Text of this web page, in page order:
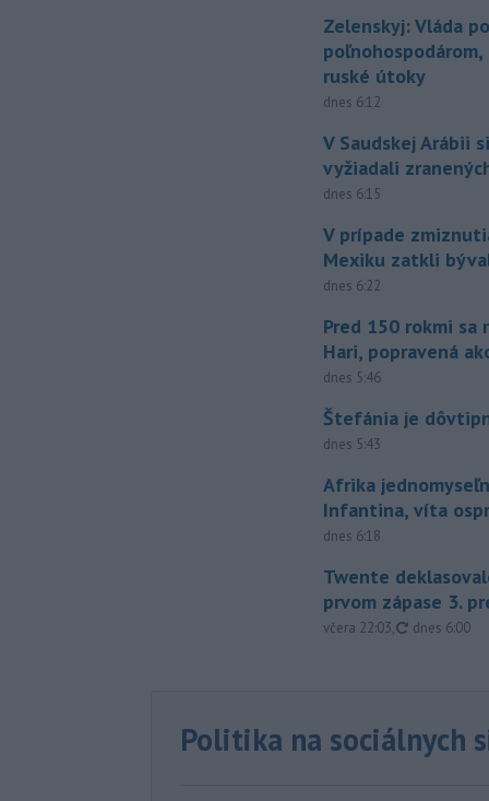
Zelenskyj: Vláda
ruské útoky
dnes 6:12
V Saudskej Arábii
vyžiadali
dnes 6:15
V prípade
Mexiku zatkli
dnes 6:22
Pred 150 rokmi sa
Hari, popravená
dnes 5:46
Štefánia je
dnes 5:43
Afrika
Infantina, víta
dnes 6:18
Twente
prvom zápase 3.
včera 22:03, aktualizované
dnes 6:00
Politika na sociálnych